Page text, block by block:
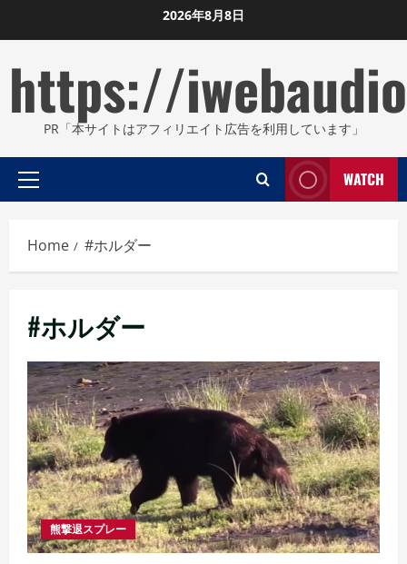
to
2026年8月8日
https://
PR「本サイトはアフィリエイト広告を利用しています」
Primary
WATCH
Home #ホルダー
#ホルダー
熊撃退スプレー